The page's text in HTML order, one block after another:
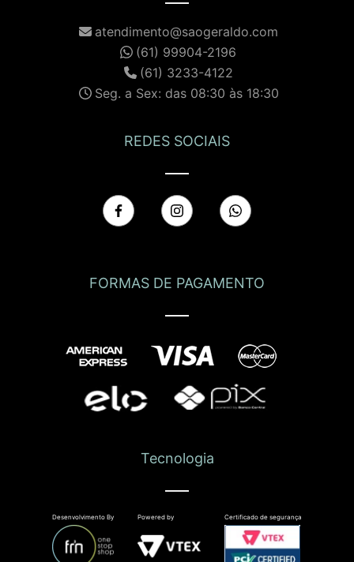
atendimento@saogeraldo.com
(61) 99904-2196
(61) 3233-4122
Seg. a Sex: das 08:30 às 18:30
REDES SOCIAIS
FORMAS DE PAGAMENTO
Tecnologia
Desenvolvimento By Powered by Certificado de segurança